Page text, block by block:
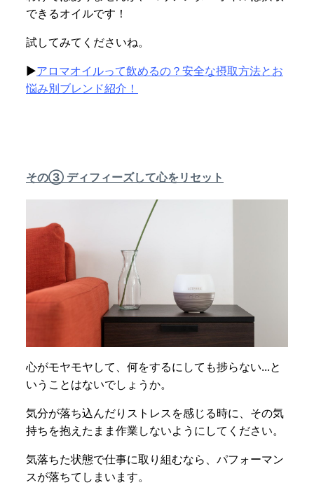
できるオイルです！
試してみてくださいね。
▶アロマオイルって飲めるの？安全な摂取方法とお
悩み別ブレンド紹介！
その③ ディフィーズして心をリセット
心がモヤモヤして、何をするにしても捗らない...と
いうことはないでしょうか。
気分が落ち込んだりストレスを感じる時に、その気
持ちを抱えたまま作業しないようにしてください。
気落ちた状態で仕事に取り組むなら、パフォーマン
スが落ちてしまいます。